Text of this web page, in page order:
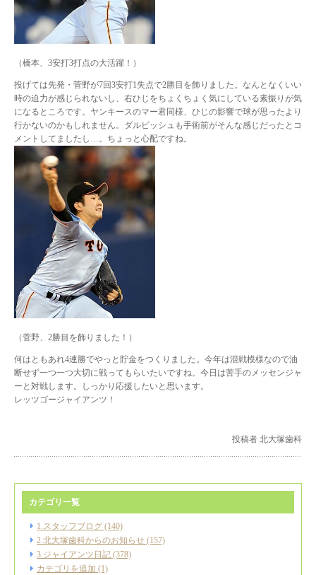
（橋本、3安打3打点の大活躍！）
投げては先発・菅野が7回3安打1失点で2勝目を飾りました。なんとなくいい
時の迫力が感じられないし、右ひじをちょくちょく気にしている素振りが気
になるところです。ヤンキースのマー君同様、ひじの影響で球が思ったより
行かないのかもしれません。ダルビッシュも手術前がそんな感じだったとコ
メントしてましたし…。ちょっと心配ですね。
（菅野、2勝目を飾りました！）
何はともあれ4連勝でやっと貯金をつくりました。今年は混戦模様なので油
断せず一つ一つ大切に戦ってもらいたいですね。今日は苦手のメッセンジャ
ーと対戦します。しっかり応援したいと思います。
レッツゴージャイアンツ！
投稿者 北大塚歯科
カテゴリ一覧
1.スタッフブログ (140)
2.北大塚歯科からのお知らせ (157)
3.ジャイアンツ日記 (378)
カテゴリを追加 (1)